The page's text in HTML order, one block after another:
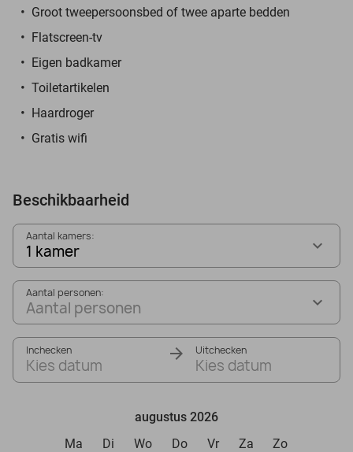
Groot tweepersoonsbed of twee aparte bedden
Flatscreen-tv
Eigen badkamer
Toiletartikelen
Haardroger
Gratis wifi
Beschikbaarheid
Aantal kamers:
1 kamer
Aantal personen:
Aantal personen
Inchecken
Kies datum
Uitchecken
Kies datum
augustus 2026
Ma
Di Wo Do Vr Za Zo